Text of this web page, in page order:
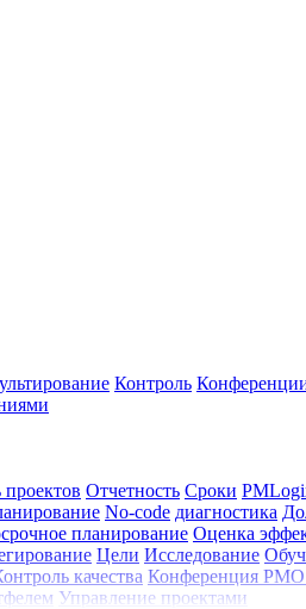
Контроль
проектов Отчетность Сроки
No-code диагностика
планирование Оценка
Цели Исследование
качества Конференция РМО
Управление проектами